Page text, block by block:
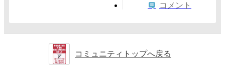
コメント
コミュニティトップへ戻る